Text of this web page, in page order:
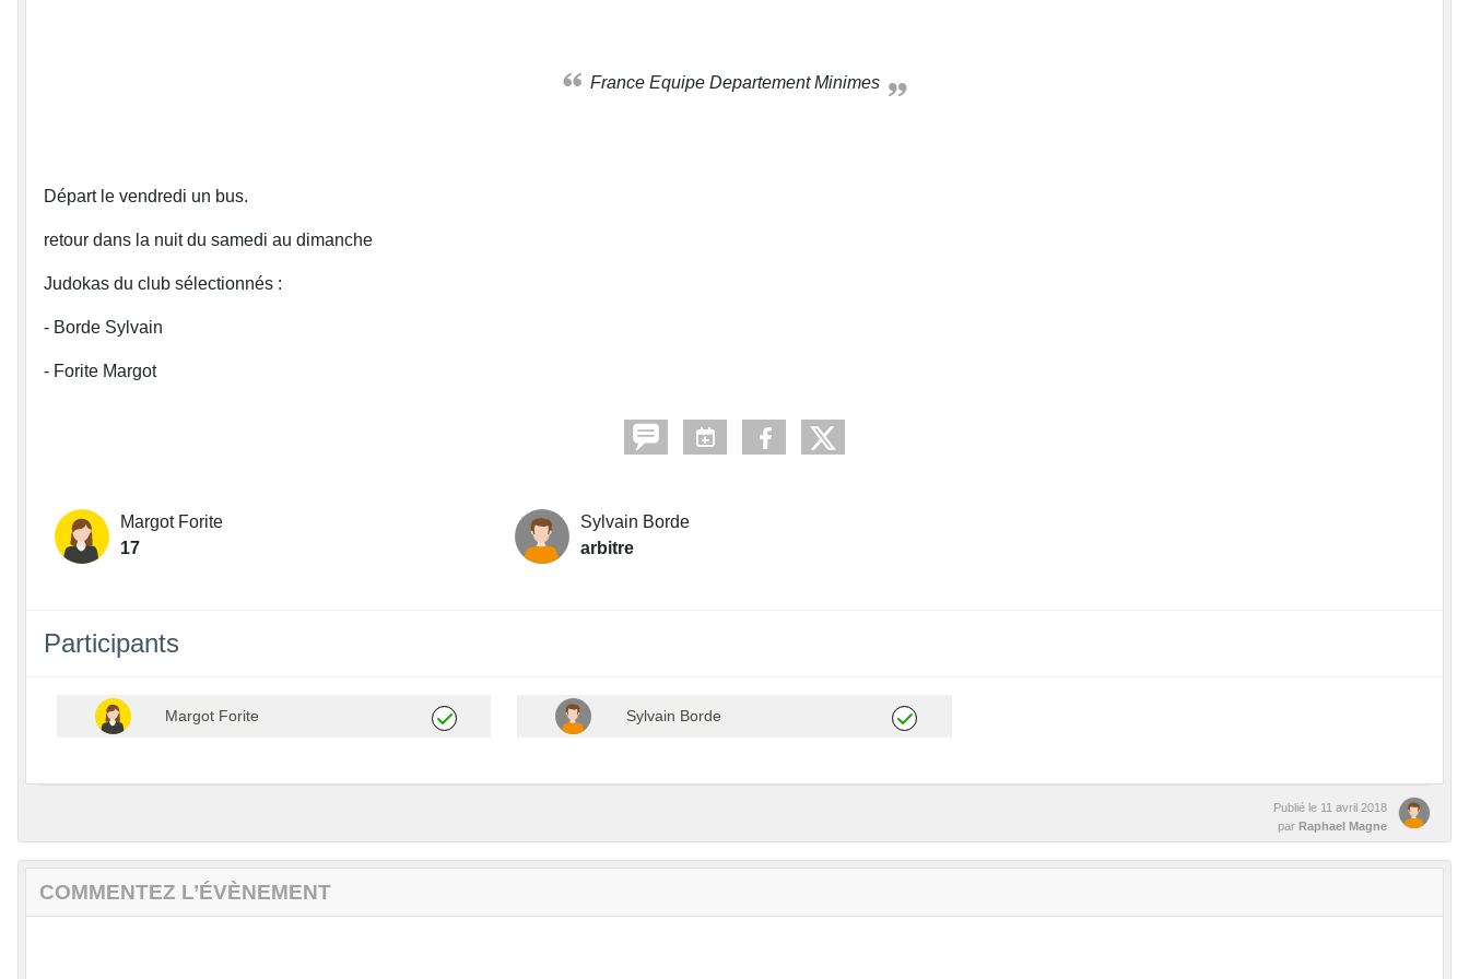
France Equipe Departement Minimes
Départ le vendredi un bus.
retour dans la nuit du samedi au dimanche
Judokas du club sélectionnés :
- Borde Sylvain
- Forite Margot
Margot Forite
17
Sylvain Borde
arbitre
Participants
Margot Forite Sylvain Borde
Publié le 11 avril 2018
par Raphael Magne
COMMENTEZ L’ÉVÈNEMENT